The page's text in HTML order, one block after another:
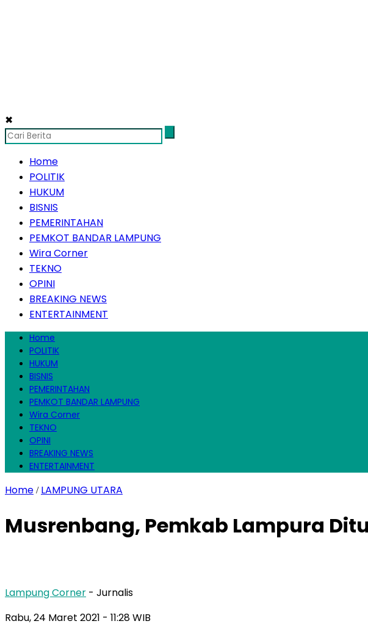
✖
Home
POLITIK
HUKUM
BISNIS
PEMERINTAHAN
PEMKOT BANDAR LAMPUNG
Wira Corner
TEKNO
OPINI
BREAKING NEWS
ENTERTAINMENT
Home
POLITIK
HUKUM
BISNIS
PEMERINTAHAN
PEMKOT BANDAR LAMPUNG
Wira Corner
TEKNO
OPINI
BREAKING NEWS
ENTERTAINMENT
Home / LAMPUNG UTARA
Musrenbang, Pemkab Lampura
Lampung Corner - Jurnalis
Rabu, 24 Maret 2021 - 11:28 WIB